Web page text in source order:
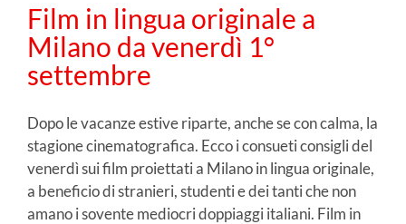
Film in lingua originale a
Milano da venerdì 1°
settembre
Dopo le vacanze estive riparte, anche se con calma, la
stagione cinematografica. Ecco i consueti consigli del
venerdì sui film proiettati a Milano in lingua originale,
a beneficio di stranieri, studenti e dei tanti che non
amano i sovente mediocri doppiaggi italiani. Film in